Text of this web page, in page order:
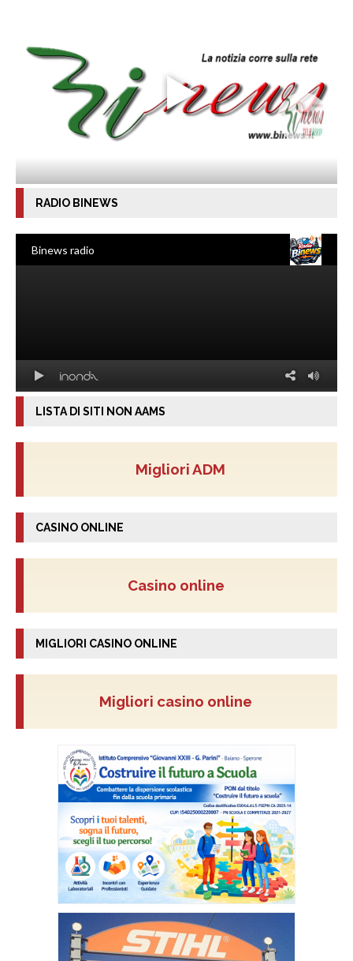
RADIO BINEWS
LISTA DI SITI NON AAMS
Migliori ADM
CASINO ONLINE
Casino online
MIGLIORI CASINO ONLINE
Migliori casino online